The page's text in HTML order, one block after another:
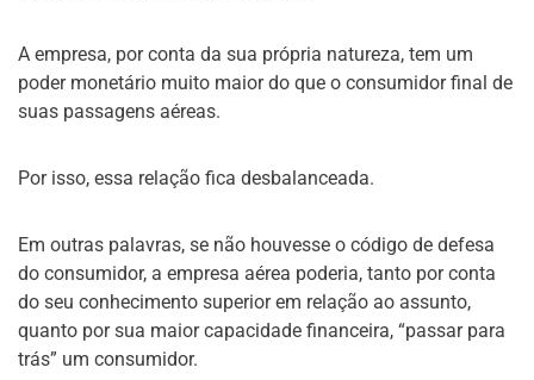
A empresa, por conta da sua própria natureza, tem um
poder monetário muito maior do que o consumidor final de
suas passagens aéreas.
Por isso, essa relação fica desbalanceada.
Em outras palavras, se não houvesse o código de defesa
do consumidor, a empresa aérea poderia, tanto por conta
do seu conhecimento superior em relação ao assunto,
quanto por sua maior capacidade financeira, “passar para
trás” um consumidor.